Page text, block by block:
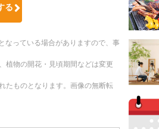
る
なっている場合がありますので、事
植物の開花・見頃期間などは変更
たものとなります。画像の無断転